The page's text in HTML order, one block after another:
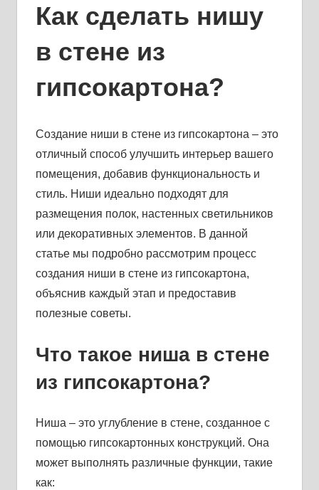
Как сделать нишу
в стене из
гипсокартона?
Создание ниши в стене из гипсокартона – это
отличный способ улучшить интерьер вашего
помещения, добавив функциональность и
стиль. Ниши идеально подходят для
размещения полок, настенных светильников
или декоративных элементов. В данной
статье мы подробно рассмотрим процесс
создания ниши в стене из гипсокартона,
объяснив каждый этап и предоставив
полезные советы.
Что такое ниша в стене
из гипсокартона?
Ниша – это углубление в стене, созданное с
помощью гипсокартонных конструкций. Она
может выполнять различные функции, такие
как: